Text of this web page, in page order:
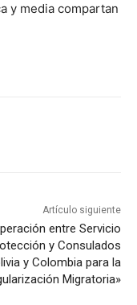
y media compartan
Artículo siguiente
entre Servicio
y Consulados
y Colombia para la
Migratoria»